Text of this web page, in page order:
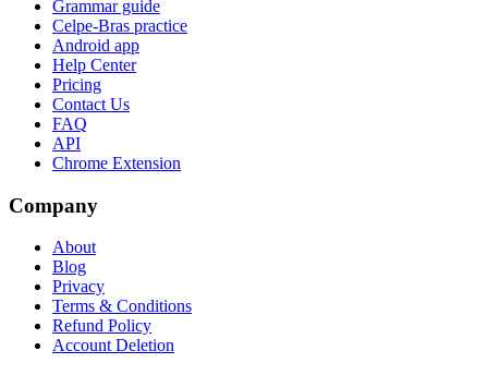
Grammar guide
Celpe-Bras practice
Android app
Help Center
Pricing
Contact Us
FAQ
API
Chrome Extension
Company
About
Blog
Privacy
Terms & Conditions
Refund Policy
Account Deletion